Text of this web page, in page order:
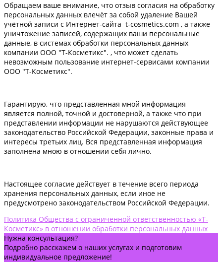
Обращаем ваше внимание, что отзыв согласия на обработку
персональных данных влечёт за собой удаление Вашей
учётной записи с Интернет-сайта t-cosmetics.com , а также
уничтожение записей, содержащих ваши персональные
данные, в системах обработки персональных данных
компании ООО "Т-Косметикс". , что может сделать
невозможным пользование интернет-сервисами компании
ООО "Т-Косметикс".
Гарантирую, что представленная мной информация
является полной, точной и достоверной, а также что при
представлении информации не нарушаются действующее
законодательство Российской Федерации, законные права и
интересы третьих лиц. Вся представленная информация
заполнена мною в отношении себя лично.
Настоящее согласие действует в течение всего периода
хранения персональных данных, если иное не
предусмотрено законодательством Российской Федерации.
Политика Общества с ограниченной ответственностью «Т-
Косметикс» в отношении обработки персональных данных
Нужна консультация?
Подробно расскажем о наших услугах и подготовим
индивидуальное предложение!